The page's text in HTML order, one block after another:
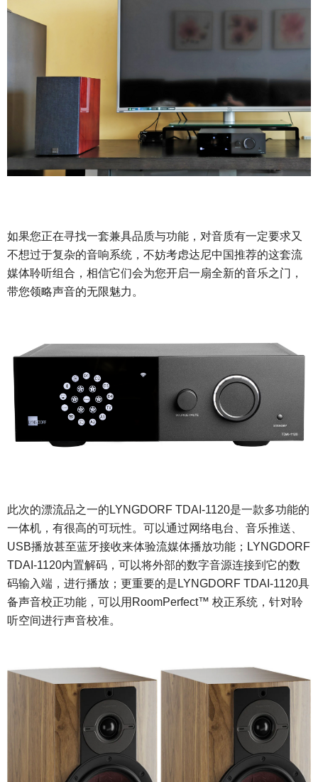
如果您正在寻找一套兼具品质与功能，对音质有一定要求又
不想过于复杂的音响系统，不妨考虑达尼中国推荐的这套流
媒体聆听组合，相信它们会为您开启一扇全新的音乐之门，
带您领略声音的无限魅力。
此次的漂流品之一的 LYNGDORF TDAI-1120是一款多功能的
一体机，有很高的可玩性。可以通过网络电台、音乐推送、
USB播放甚至蓝牙接收来体验流媒体播放功能；LYNGDORF
TDAI-1120内置解码，可以将外部的数字音源连接到它的数
码输入端，进行播放；更重要的是LYNGDORF TDAI-1120具
备声音校正功能，可以用RoomPerfect™ 校正系统，针对聆
听空间进行声音校准。